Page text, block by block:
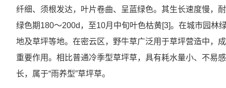
纤细、须根发达，叶片卷曲、呈蓝绿色。其生长速度慢，
绿色期180～200d，至10月中旬叶色枯黄[3]。在城市园林
地及草坪等地。在密云区，野牛草广泛用于草坪营造中，
重要作用。相比普通冷季型草坪草，具有耗水量小、不易
长，属于“雨养型”草坪草。